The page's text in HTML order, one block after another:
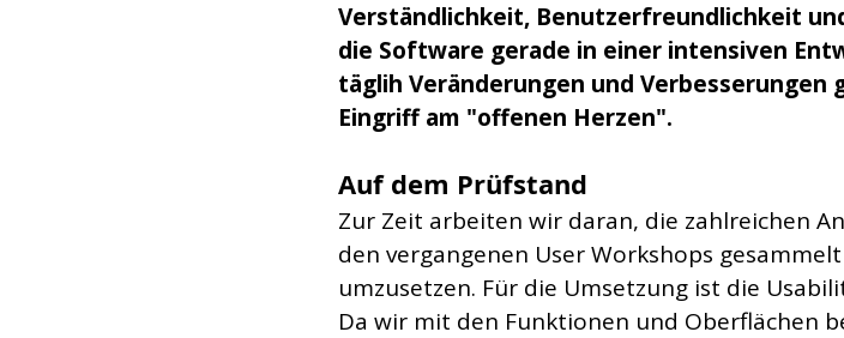
Verständlichkeit, Benutzerfreundlichkeit
die Software gerade in einer intensiven
täglih Veränderungen und Verbesserungen
Eingriff am "offenen Herzen".
Auf dem Prüfstand
Zur Zeit arbeiten wir daran, die zahlreichen
den vergangenen User Workshops
umzusetzen. Für die Umsetzung ist die
Da wir mit den Funktionen und Oberflächen